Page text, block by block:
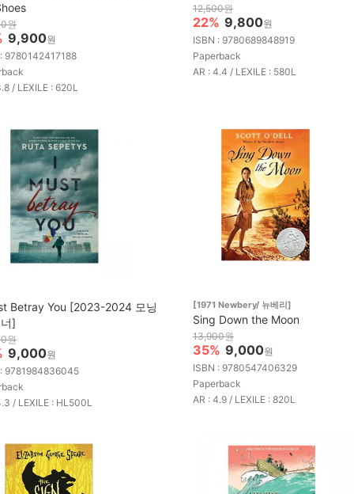
원
9,900원
9780142417188
/ LEXILE : 620L
12,500원
22% 9,800원
ISBN : 9780689848919
Paperback
AR : 4.4 / LEXILE : 580L
Betray You [2023-2024 모닝
]
원
9,000원
9781984836045
/ LEXILE : HL500L
[1971 Newbery/ 뉴베리]
Sing Down the Moon
13,900원
35% 9,000원
ISBN : 9780547406329
Paperback
AR : 4.9 / LEXILE : 820L